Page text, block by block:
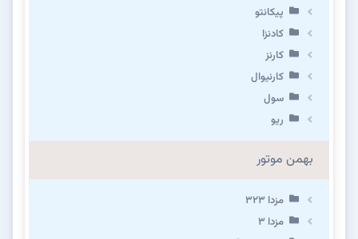
پیکانتو
کادنزا
کارنز
کارنیوال
سول
ریو
بهمن موتور
مزدا ۳۲۳
مزدا ۳